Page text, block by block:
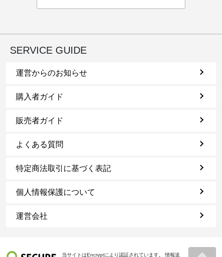
SERVICE GUIDE
運営からのお知らせ
購入者ガイド
販売者ガイド
よくある質問
特定商法取引に基づく表記
個人情報保護について
運営会社
当サイトはEncryptにより認証されています。 情報送